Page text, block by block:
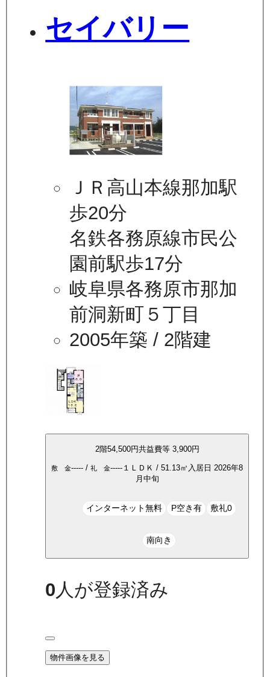
セイバリー
ＪＲ高山本線那加駅
歩20分
名鉄各務原線市民公
園前駅歩17分
岐阜県各務原市那加
前洞新町５丁目
2005年築 / 2階建
2階54,500円共益費等 3,900円
敷 金----- / 礼 金----- １ＬＤＫ / 51.13㎡ 入居日 2026年8
月中旬
インターネット無料 P空き有 敷礼0
南向き
0 人が登録済み
物件画像を見る